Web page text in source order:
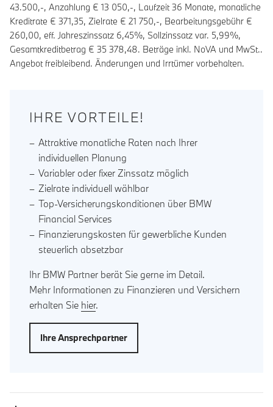
43.500,-, Anzahlung € 13 050,-, Laufzeit36 Monate, monatliche
Kreditrate € 371,35, Zielrate € 21 750,-, Bearbeitungsgebühr €
260,00, eff. Jahreszinssatz 6,45%, Sollzinssatz var. 5,99%,
Gesamtkreditbetrag € 35 378,48. Beträge inkl. NoVA und MwSt..
Angebot freibleibend. Änderungen und Irrtümer vorbehalten.
IHRE VORTEILE!
Attraktive monatliche Raten nach Ihrer
individuellen Planung
Variabler oder fixer Zinssatz möglich
Zielrate individuell wählbar
Top-Versicherungskonditionen über BMW
Financial Services
Finanzierungskosten für gewerbliche Kunden
steuerlich absetzbar
Ihr BMW Partner berät Sie gerne im Detail.
Mehr Informationen zu Finanzieren und Versichern
erhalten Sie hier.
Ihre Ansprechpartner